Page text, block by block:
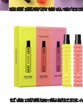
2022.11.27
オタクは、歳をとらない!? 美容ジャーナリスト 齋藤 薫が “アンチエイジング噂の真相”に迫る
ビューティ＆ヘルス
2022.11.20
「使ってみてほしいから」 感謝の気持ちをコフレにこめて 大切な人へ贈りたいブランド5選
ビューティ＆ヘルス